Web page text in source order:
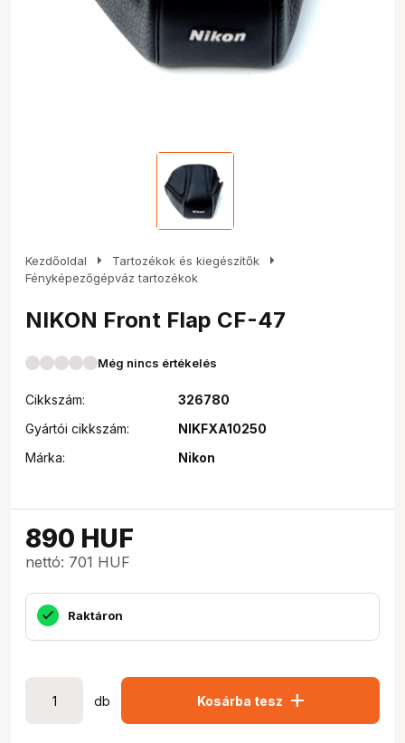
Kezdőoldal arrow_right Tartozékok és kiegészítők arrow_right
Fényképezőgépváz tartozékok
NIKON Front Flap CF-47
Még nincs értékelés
Cikkszám:
326780
Gyártói cikkszám:
NIKFXA10250
Márka:
Nikon
890 HUF
nettó: 701 HUF
Raktáron
db Kosárba tesz add